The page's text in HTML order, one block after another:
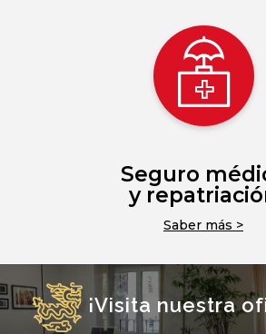
Seguro
y
Saber más >
¡Visita nuestra